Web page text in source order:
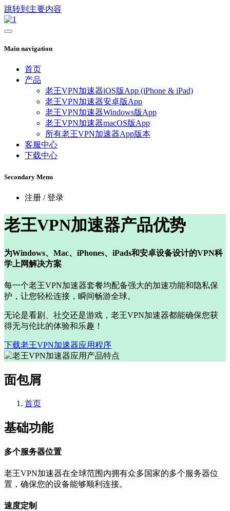
跳转到主要内容
Main navigation
首页
产品
老王VPN加速器iOS版App (iPhone & iPad)
老王VPN加速器安卓版App
老王VPN加速器Windows版App
老王VPN加速器macOS版App
所有老王VPN加速器App版本
客服中心
下载中心
Secondary Menu
注册 / 登录
老王VPN加速器产品优势
为Windows、Mac、iPhones、iPads和安卓设备设计的VPN科
学上网解决方案
每一个老王VPN加速器套餐均配备强大的加速功能和隐私保
护，让您轻松连接，瞬间畅游全球。
无论是看剧、社交还是游戏，老王VPN加速器都能确保您获
得无与伦比的体验和乐趣！
下载老王VPN加速器应用程序
面包屑
首页
基础功能
多个服务器位置
老王VPN加速器在全球范围内拥有众多国家的多个服务器位
置，确保您的设备能够顺利连接。
速度定制